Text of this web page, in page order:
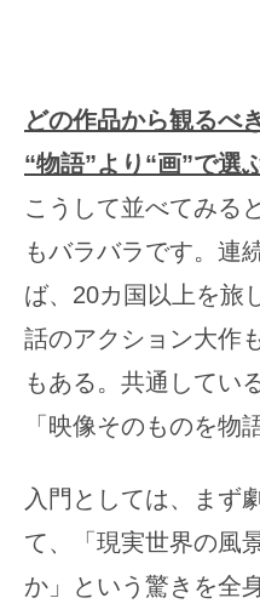
どの作品から観るべ
“物語”より“画”で選
こうして並べてみる
もバラバラです。連
ば、20カ国以上を旅
話のアクション大作
もある。共通してい
「映像そのものを物
入門としては、まず
て、「現実世界の風
か」という驚きを全